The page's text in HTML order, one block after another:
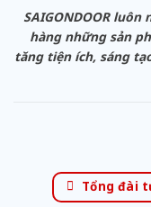
SAIGONDOOR
hàng những sản
tăng tiện ích, sáng
Tổng đài